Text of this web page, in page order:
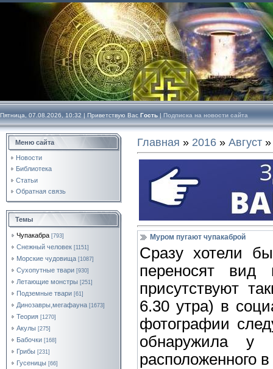
Пятница, 07.08.2026, 10:32 | Приветствую Вас Гость | Подписка на новости сайта
Меню сайта
Новости
Библиотека
Статьи
Обратная связь
Темы
Чупакабра [793]
Снежный человек [1151]
Морские чудовища [1087]
Сухопутные твари [930]
Летающие монстры [251]
Подземные твари [61]
Динозавры,мегафауна [1673]
Теория [1270]
Акулы [275]
Бабочки [168]
Грибы [231]
Гусеницы [66]
Главная » 2016 » Август »
Муром пугают чупакаброй
Сразу хотели
переносят
присутствуют
6.30 утра) в
фотографии
обнаружила у
расположенного